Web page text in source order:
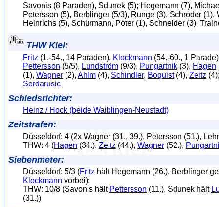
Savonis (8 Paraden), Sdunek (5); Hegemann (7),
Petersson (5), Berblinger (5/3), Runge (3), Schröder (1),
Heinrichs (5), Schürmann, Pöter (1), Schneider (3);
THW Kiel:
Fritz (1.-54., 14 Paraden), Klockmann (54.-60., 1
Pettersson (5/5), Lundström (9/3), Pungartnik (3), Hagen
(1), Wagner (2), Ahlm (4), Schindler, Boquist(4), Zeitz
Serdarusic
Schiedsrichter:
Heinz / Hock (beide Waiblingen-Neustadt)
Zeitstrafen:
Düsseldorf: 4 (2x Wagner (31., 39.), Petersson (51.),
THW: 4 (Hagen (34.), Zeitz (44.), Wagner (52.),
Siebenmeter:
Düsseldorf: 5/3 (Fritz hält Hegemann (26.), Berblinger
Klockmann vorbei);
THW: 10/8 (Savonis hält Pettersson (11.), Sdunek hält
(31.))